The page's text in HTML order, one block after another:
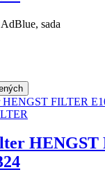
sada
HENGST